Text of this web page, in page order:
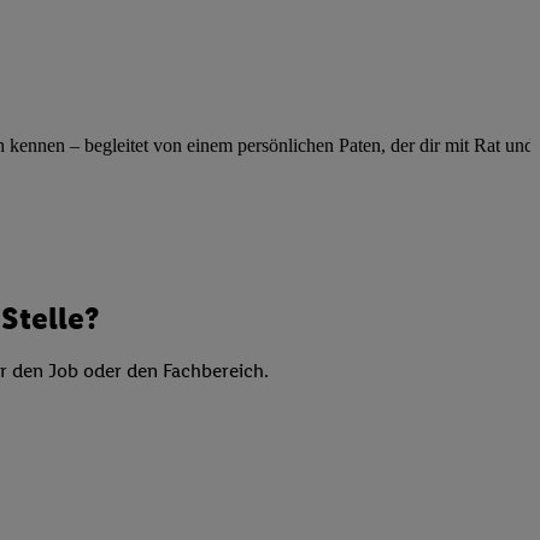
– begleitet von einem persönlichen Paten, der dir mit Rat und
Job oder den Fachbereich.
Informationen,
Verwendung
von Profilen